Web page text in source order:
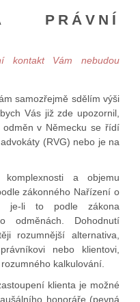
PRÁVNÍ
kontakt Vám nebudou
samozřejmě sdělím výši
Vás již zde upozornil,
v Německu se řídí
(RVG) nebo je na
a objemu
zákonného Nařízení o
je-li to podle zákona
odměnách. Dohodnutí
rozumnější alternativa,
nebo klientovi,
kalkulování.
klienta je možné
honoráře (pevná